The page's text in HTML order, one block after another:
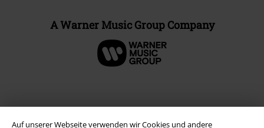
Auf unserer Webseite verwenden wir Cookies und andere
A Warner Music Group Company